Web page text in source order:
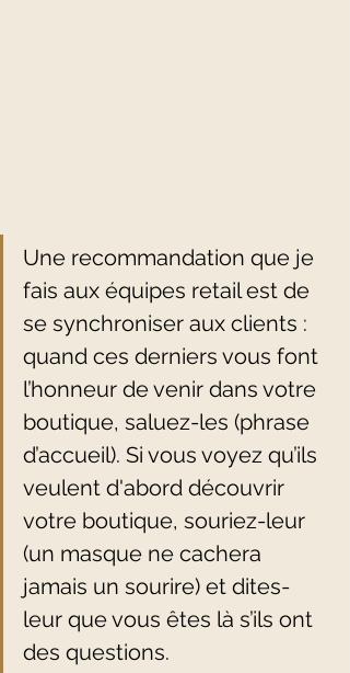
Une recommandation que je
fais aux équipes retail est de
se synchroniser aux clients :
quand ces derniers vous font
l’honneur de venir dans votre
boutique, saluez-les (phrase
d’accueil). Si vous voyez qu’ils
veulent d'abord découvrir
votre boutique, souriez-leur
(un masque ne cachera
jamais un sourire) et dites-
leur que vous êtes là s’ils ont
des questions.